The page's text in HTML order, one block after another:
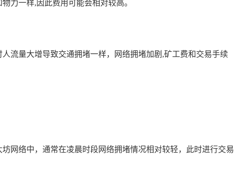
力一样,因此费用可能会相对较高。
流量大增导致交通拥堵一样，网络拥堵加剧,矿工费和交易手续
网络中，通常在凌晨时段网络拥堵情况相对较轻，此时进行交易